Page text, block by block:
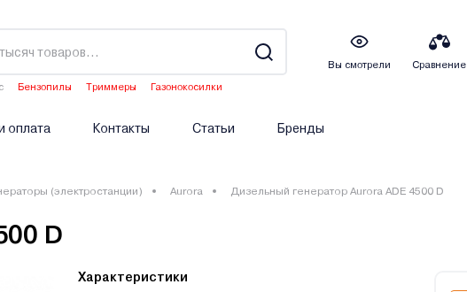
Бензопилы Триммеры
Газонокосилки
Вы смотрели Сравнение
оплата Контакты Статьи Бренды
(электростанции) Aurora Дизельный генератор Aurora ADE 4500 D
D
Характеристики